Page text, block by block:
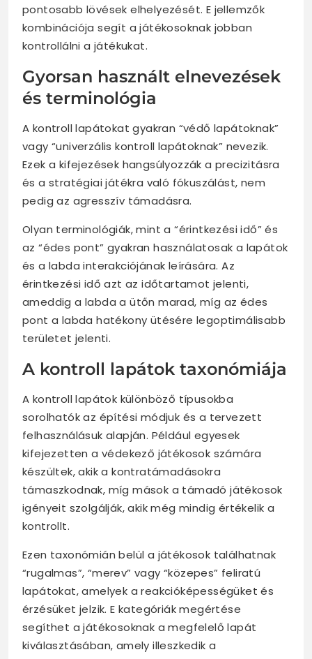
pontosabb lövések elhelyezését. E jellemzők
kombinációja segít a játékosoknak jobban
kontrollálni a játékukat.
Gyorsan használt elnevezések
és terminológia
A kontroll lapátokat gyakran “védő lapátoknak”
vagy “univerzális kontroll lapátoknak” nevezik.
Ezek a kifejezések hangsúlyozzák a precizitásra
és a stratégiai játékra való fókuszálást, nem
pedig az agresszív támadásra.
Olyan terminológiák, mint a “érintkezési idő” és
az “édes pont” gyakran használatosak a lapátok
és a labda interakciójának leírására. Az
érintkezési idő azt az időtartamot jelenti,
ameddig a labda a ütőn marad, míg az édes
pont a labda hatékony ütésére legoptimálisabb
területet jelenti.
A kontroll lapátok taxonómiája
A kontroll lapátok különböző típusokba
sorolhatók az építési módjuk és a tervezett
felhasználásuk alapján. Például egyesek
kifejezetten a védekező játékosok számára
készültek, akik a kontratámadásokra
támaszkodnak, míg mások a támadó játékosok
igényeit szolgálják, akik még mindig értékelik a
kontrollt.
Ezen taxonómián belül a játékosok találhatnak
“rugalmas”, “merev” vagy “közepes” feliratú
lapátokat, amelyek a reakcióképességüket és
érzésüket jelzik. E kategóriák megértése
segíthet a játékosoknak a megfelelő lapát
kiválasztásában, amely illeszkedik a